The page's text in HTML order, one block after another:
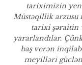
tariximizin
Müstəqillik arzusu
tarixi şəraitin
yararlandılar.
baş verən
meyilləri